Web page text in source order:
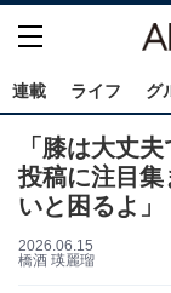
連載 ライフ グ
「膝は大丈
投稿に注目
いと困るよ」
2026.06.15
橋酒 瑛麗瑠